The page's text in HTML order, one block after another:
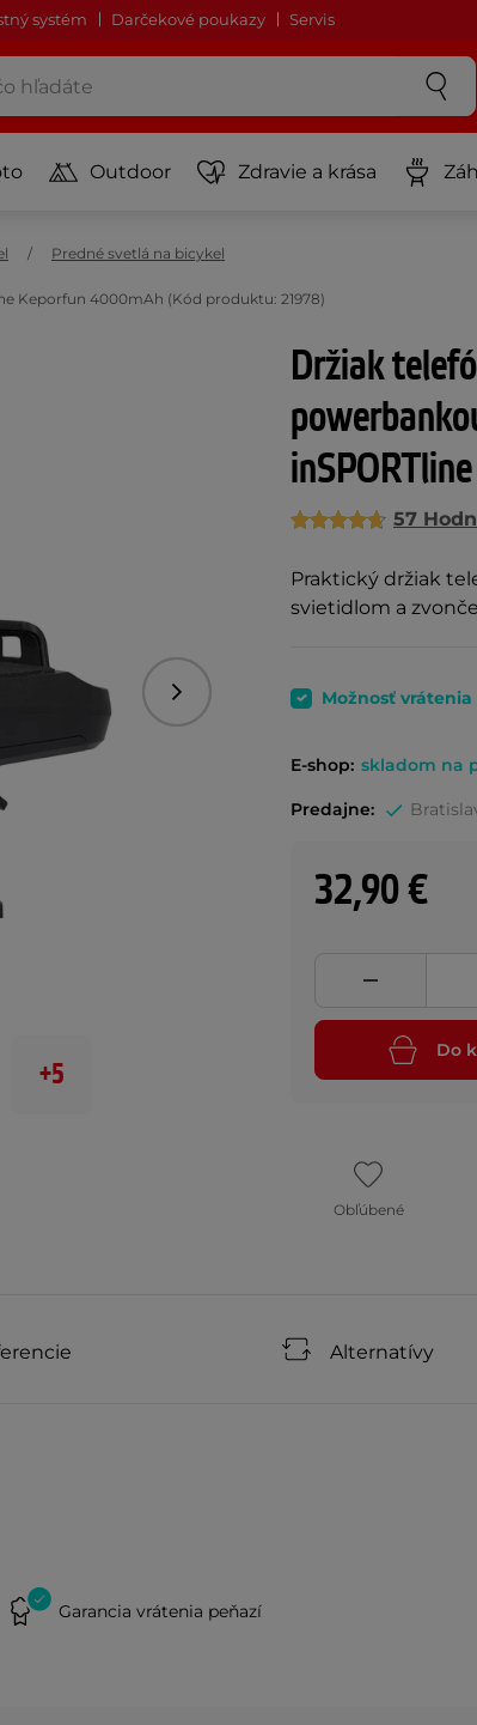
systém Darčekové poukazy Servis
Outdoor Zdravie a krása
Predné svetlá na bicykel
Keporfun 4000mAh (Kód produktu: 21978)
Držiak
57
Praktický držiak
svietidlom a
Nasledujúce
+5
Možnosť
E-shop: skladom na
Predajne:
32,90 €
Do
Obľúbené
Alternatívy
Garancia vrátenia peňazí